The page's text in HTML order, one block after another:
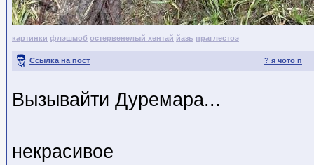
картинки флэшмоб остервенелый хентай йазь праглестоэ
? я чото п
Ссылка на пост
Вызывайти Дуремара...
некрасивое